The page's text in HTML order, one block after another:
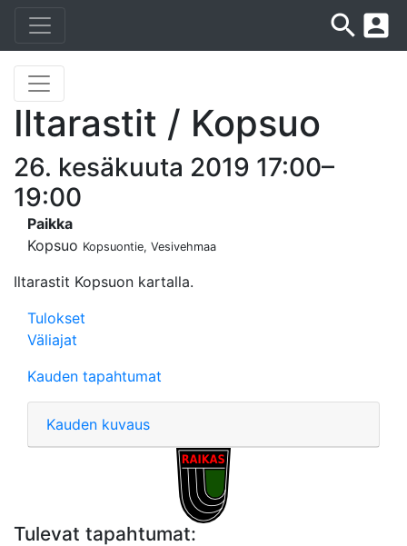
search account_box
Iltarastit / Kopsuo
26. kesäkuuta 2019 17:00–
19:00
Paikka
Kopsuo Kopsuontie, Vesivehmaa
Iltarastit Kopsuon kartalla.
Tulokset
Väliajat
Kauden tapahtumat
Kauden kuvaus
Tulevat tapahtumat: